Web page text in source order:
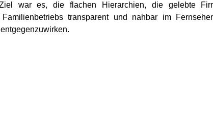
Ziel war es, die flachen Hierarchien, die gelebte
transparent und nahbar im